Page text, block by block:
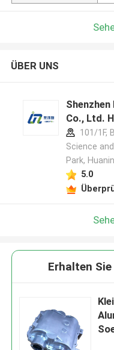
ÜBER UNS
Co., Ltd.
101/1F,
Science
Park,
5.0
Erhalten